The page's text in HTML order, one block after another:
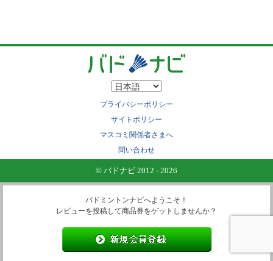
プライバシーポリシー
サイトポリシー
マスコミ関係者さまへ
問い合わせ
© バドナビ 2012 - 2026
バドミントンナビへようこそ！
レビューを投稿して商品券をゲットしませんか？